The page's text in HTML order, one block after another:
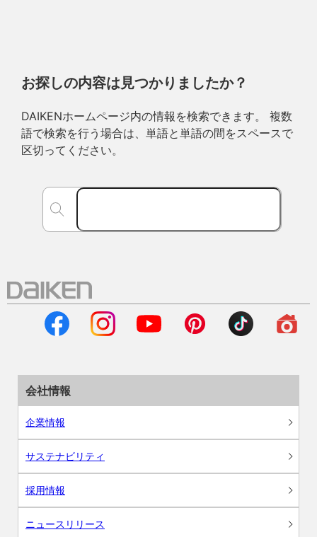
お探しの内容は見つかりましたか？
DAIKENホームページ内の情報を検索できます。 複数
語で検索を行う場合は、単語と単語の間をスペースで
区切ってください。
会社情報
企業情報
サステナビリティ
採用情報
ニュースリリース